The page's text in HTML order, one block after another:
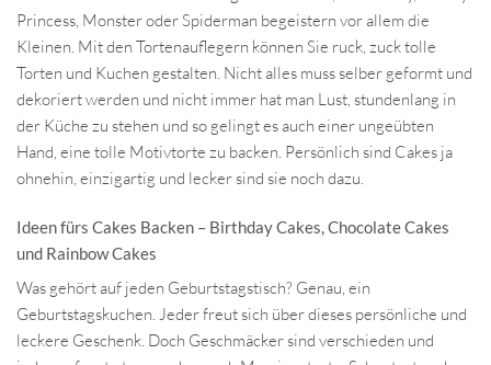
Princess, Monster oder Spiderman begeistern vor allem die
Kleinen. Mit den Tortenauflegern können Sie ruck, zuck tolle
Torten und Kuchen gestalten. Nicht alles muss selber geformt und
dekoriert werden und nicht immer hat man Lust, stundenlang in
der Küche zu stehen und so gelingt es auch einer ungeübten
Hand, eine tolle Motivtorte zu backen. Persönlich sind Cakes ja
ohnehin, einzigartig und lecker sind sie noch dazu.
Ideen fürs Cakes Backen – Birthday Cakes, Chocolate Cakes
und Rainbow Cakes
Was gehört auf jeden Geburtstagstisch? Genau, ein
Geburtstagskuchen. Jeder freut sich über dieses persönliche und
leckere Geschenk. Doch Geschmäcker sind verschieden und